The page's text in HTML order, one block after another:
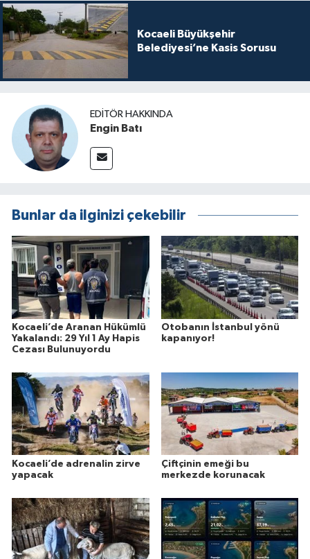
Kocaeli Büyükşehir
Belediyesi’ne Kasis Sorusu
EDITÖR HAKKINDA
Engin Batı
Bunlar da ilginizi çekebilir
Kocaeli’de Aranan Hükümlü
Yakalandı: 29 Yıl 1 Ay Hapis
Cezası Bulunuyordu
Otobanın İstanbul yönü
kapanıyor!
Kocaeli’de adrenalin zirve
yapacak
Çiftçinin emeği bu
merkezde korunacak